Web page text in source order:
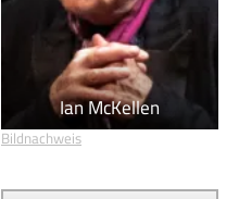
Ian McKellen
Bildnachweis